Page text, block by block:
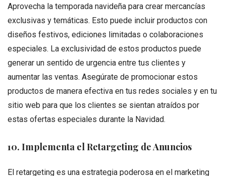
Aprovecha la temporada navideña para crear mercancías
exclusivas y temáticas. Esto puede incluir productos con
diseños festivos, ediciones limitadas o colaboraciones
especiales. La exclusividad de estos productos puede
generar un sentido de urgencia entre tus clientes y
aumentar las ventas. Asegúrate de promocionar estos
productos de manera efectiva en tus redes sociales y en tu
sitio web para que los clientes se sientan atraídos por
estas ofertas especiales durante la Navidad.
10. Implementa el Retargeting de Anuncios
El retargeting es una estrategia poderosa en el marketing